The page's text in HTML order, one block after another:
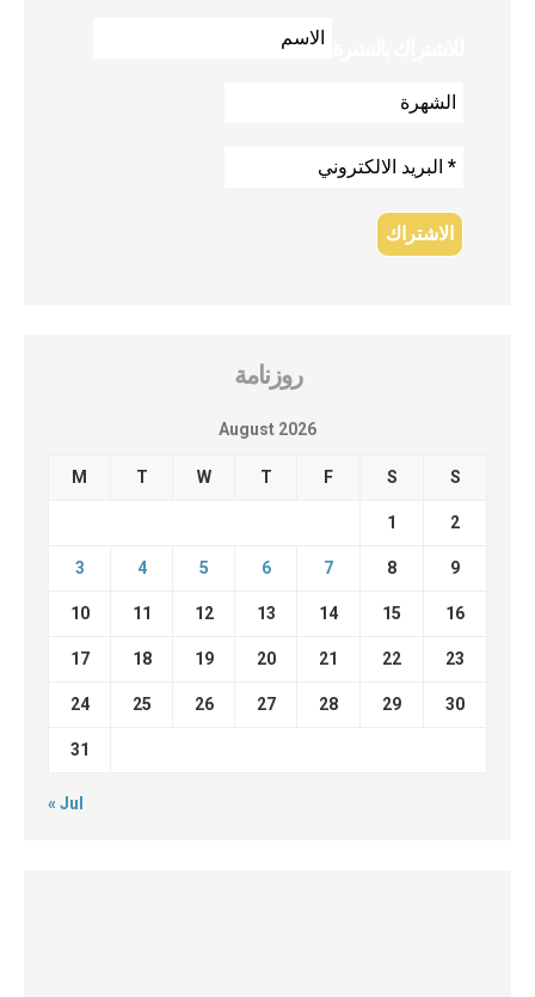
روزنامة
August 2026
M T W T F S S
1 2
3 4 5 6 7 8 9
10 11 12 13 14 15 16
17 18 19 20 21 22 23
24 25 26 27 28 29 30
31
« Jul